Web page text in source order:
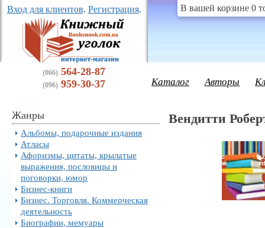
Вход для клиентов. Регистрация.
(066) 564-28-87
(096) 959-30-37
В вашей корзине 0
Каталог Авторы
Жанры
Альбомы, подарочные издания
Атласы
Афоризмы, цитаты, крылатые
выражения, пословицы и
поговорки, юмор
Бизнес-книги
Бизнес. Торговля. Коммерческая
деятельность
Биографии, мемуары
Вендитти